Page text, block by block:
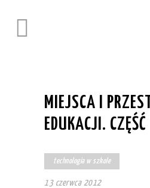
MIEJSCA I
EDUKACJI.
technologia w szkole
13 czerwca 2012